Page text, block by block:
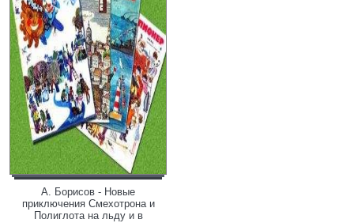
А. Борисов - Новые
приключения Смехотрона и
Полиглота на льду и в